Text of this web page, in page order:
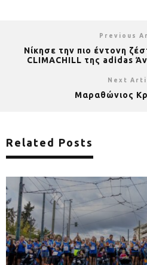
Previous
Νίκησε την πιο έντονη
CLIMACHILL της adidas
Next
Μαραθώνιος
Related Posts